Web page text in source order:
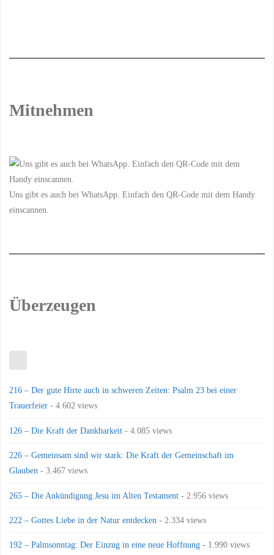
Mitnehmen
Uns gibt es auch bei WhatsApp. Einfach den QR-Code mit dem Handy
einscannen.
Überzeugen
216 – Der gute Hirte auch in schweren Zeiten: Psalm 23 bei einer
Trauerfeier - 4.602 views
126 – Die Kraft der Dankbarkeit - 4.085 views
226 – Gemeinsam sind wir stark: Die Kraft der Gemeinschaft im
Glauben - 3.467 views
265 – Die Ankündigung Jesu im Alten Testament - 2.956 views
222 – Gottes Liebe in der Natur entdecken - 2.334 views
192 – Palmsonntag: Der Einzug in eine neue Hoffnung - 1.990 views